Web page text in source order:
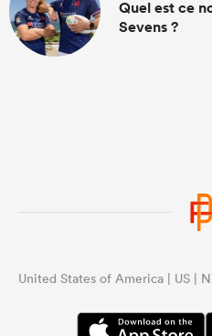
Quel est ce
Sevens ?
United States of America | US |